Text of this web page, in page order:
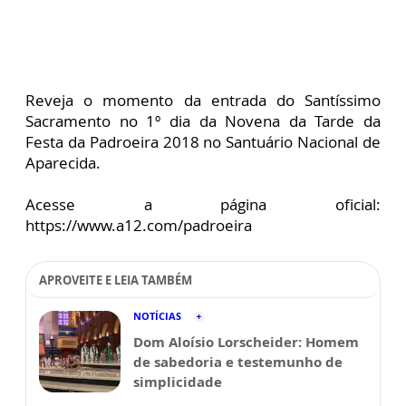
Reveja o momento da entrada do Santíssimo
Sacramento no 1º dia da Novena da Tarde da
Festa da Padroeira 2018 no Santuário Nacional de
Aparecida.
Acesse a página oficial:
https://www.a12.com/padroeira
APROVEITE E LEIA TAMBÉM
NOTÍCIAS
Dom Aloísio Lorscheider: Homem
de sabedoria e testemunho de
simplicidade